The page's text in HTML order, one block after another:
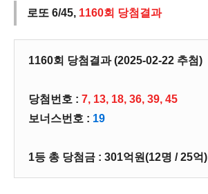
로또 6/45, 1160회 당첨결과
1160회 당첨결과 (2025-02-22 추첨)
당첨번호 : 7, 13, 18, 36, 39, 45
보너스번호 : 19
1등 총 당첨금 : 301억원(12명 / 25억)